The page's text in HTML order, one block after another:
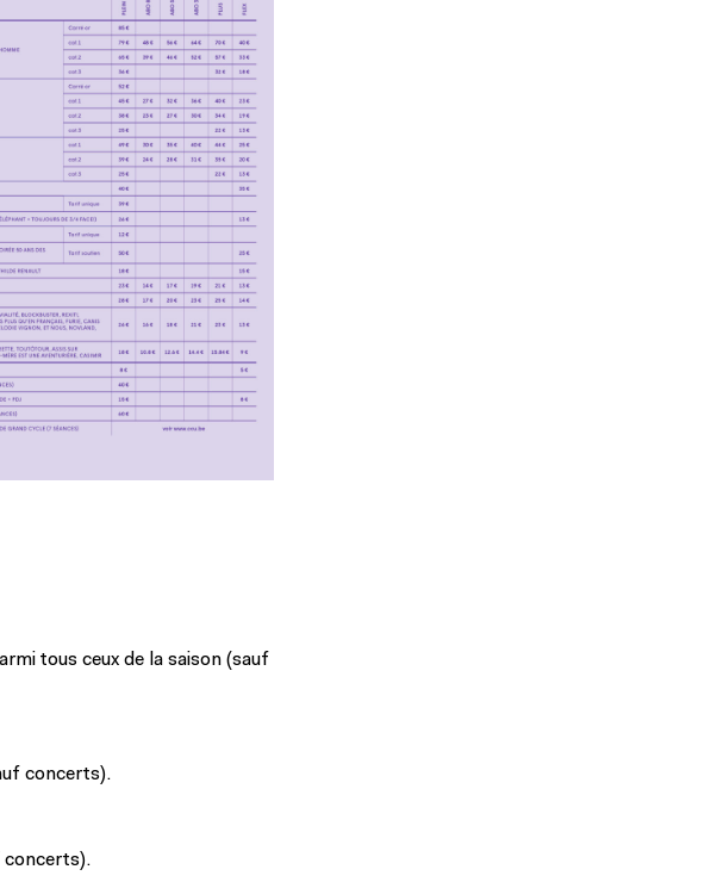
tous ceux de la saison (sauf
concerts).
concerts).